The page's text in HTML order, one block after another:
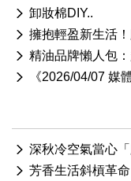
卸妝棉DIY..
擁抱輕盈新生活
精油品牌懶人包
《2026/04/07 媒
深秋冷空氣當心
芳香生活斜槓革